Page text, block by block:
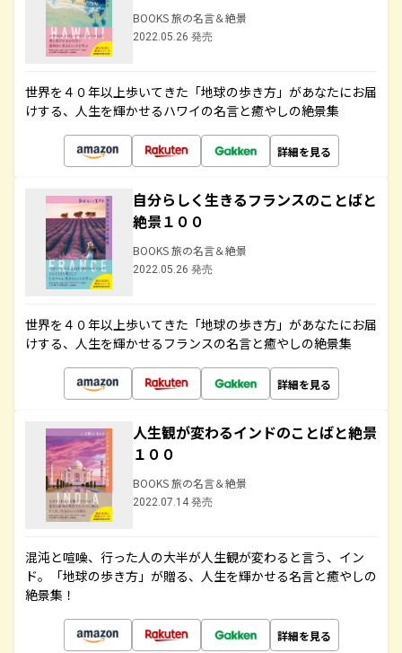
BOOKS 旅の名言＆絶景
2022.05.26 発売
世界を４０年以上歩いてきた「地球の歩き方」があなたにお届
けする、人生を輝かせるハワイの名言と癒やしの絶景集
詳細を見る
自分らしく生きるフランスのことばと
絶景１００
BOOKS 旅の名言＆絶景
2022.05.26 発売
世界を４０年以上歩いてきた「地球の歩き方」があなたにお届
けする、人生を輝かせるフランスの名言と癒やしの絶景集
詳細を見る
人生観が変わるインドのことばと絶景
１００
BOOKS 旅の名言＆絶景
2022.07.14 発売
混沌と喧噪、行った人の大半が人生観が変わると言う、イン
ド。「地球の歩き方」が贈る、人生を輝かせる名言と癒やしの
絶景集！
詳細を見る